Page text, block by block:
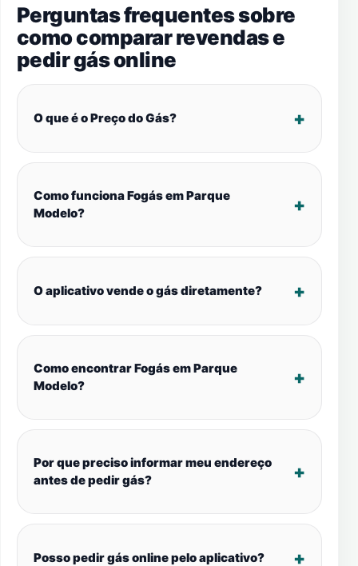
Perguntas frequentes sobre
como comparar revendas e
pedir gás online
O que é o Preço do Gás?
Como funciona Fogás em Parque
Modelo?
O aplicativo vende o gás diretamente?
Como encontrar Fogás em Parque
Modelo?
Por que preciso informar meu endereço
antes de pedir gás?
Posso pedir gás online pelo aplicativo?